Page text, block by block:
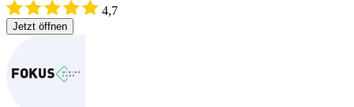
4,7
Jetzt öffnen